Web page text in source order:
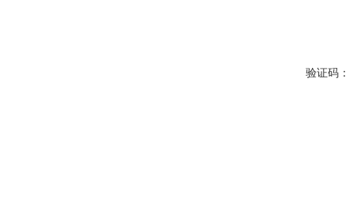
验证码：